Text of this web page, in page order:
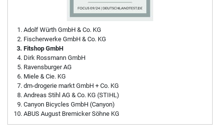
Adolf Würth GmbH & Co. KG
Fischerwerke GmbH & Co. KG
Fitshop GmbH
Dirk Rossmann GmbH
Ravensburger AG
Miele & Cie. KG
dm-drogerie markt GmbH + Co. KG
Andreas Stihl AG & Co. KG (STIHL)
Canyon Bicycles GmbH (Canyon)
ABUS August Bremicker Söhne KG